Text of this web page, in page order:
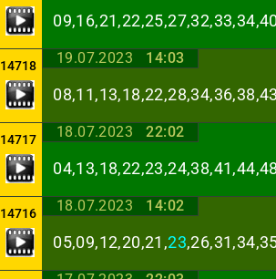
14718 19.07.2023 14:03
14717 18.07.2023 22:02
14716 18.07.2023 14:02
05,09,12,20,21,23